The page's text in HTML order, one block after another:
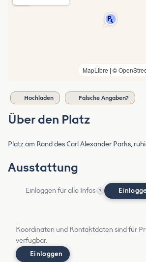
MapLibre | ©
Hochladen Falsche Angaben?
Über den Platz
Platz am Rand des Carl Alexander Parks,
Ausstattung
Einloggen für alle Infos ?
Koordinaten und Kontaktdaten sind für
verfügbar.
Einloggen